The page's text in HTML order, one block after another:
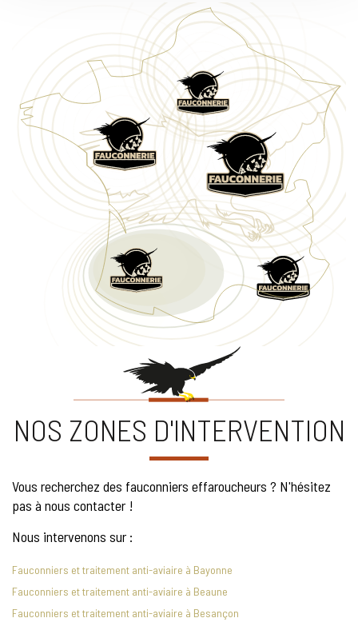
NOS ZONES D'INTERVENTION
Vous recherchez des fauconniers effaroucheurs ? N'hésitez
pas à nous contacter !
Nous intervenons sur :
Fauconniers et traitement anti-aviaire à Bayonne
Fauconniers et traitement anti-aviaire à Beaune
Fauconniers et traitement anti-aviaire à Besançon